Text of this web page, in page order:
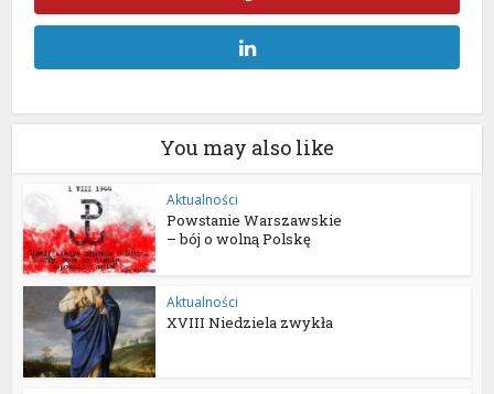
You may also like
Aktualności
Powstanie Warszawskie
– bój o wolną Polskę
Aktualności
XVIII Niedziela zwykła